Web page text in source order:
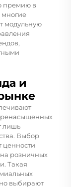
премию в
многие
модульную
и
лишь
Выбор
ценности
розничных
Такая
выбирают